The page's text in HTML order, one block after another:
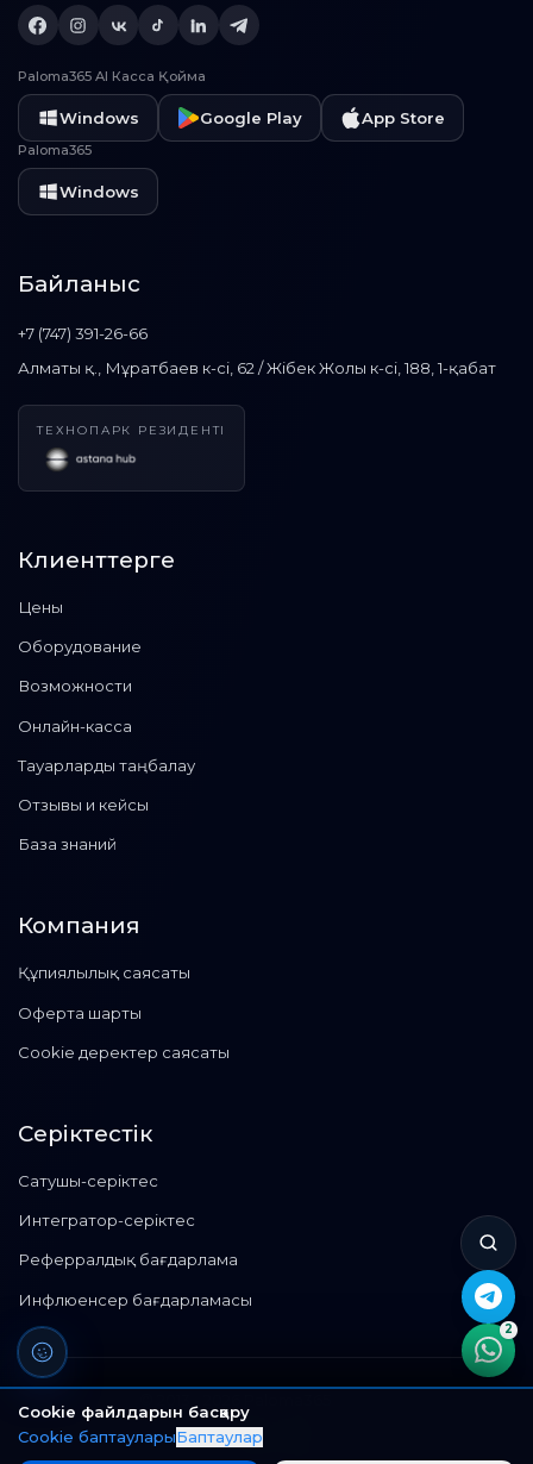
2
Paloma365 AI Касса Қойма
Windows Google Play App Store
Paloma365
Windows
Байланыс
+7 (747) 391-26-66
Алматы қ., Мұратбаев к-сі, 62 / Жібек Жолы к-сі, 188, 1-қабат
ТЕХНОПАРК РЕЗИДЕНТІ
Клиенттерге
Цены
Оборудование
Возможности
Онлайн-касса
Тауарларды таңбалау
Отзывы и кейсы
База знаний
Компания
Құпиялылық саясаты
Оферта шарты
Cookie деректер саясаты
Серіктестік
Сатушы-серіктес
Интегратор-серіктес
Реферралдық бағдарлама
Инфлюенсер бағдарламасы
©Барлық құқықтар қорғалған.
ТОО "Paloma365"
Cookie файлдарын басқару
Cookie баптауларыБаптаулар